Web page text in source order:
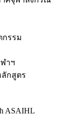
กรรม
าฯ
กสูตร
ASAIHL